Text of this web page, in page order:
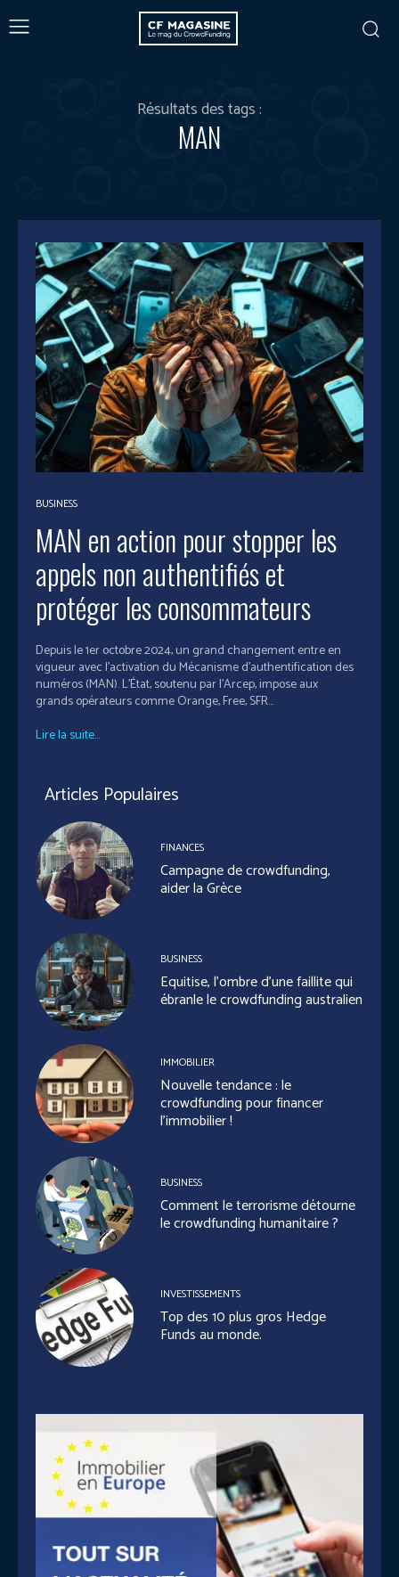
Résultats des tags :
MAN
BUSINESS
MAN en action pour stopper les
appels non authentifiés et
protéger les consommateurs
Depuis le 1er octobre 2024, un grand changement entre en
vigueur avec l’activation du Mécanisme d’authentification des
numéros (MAN). L’État, soutenu par l’Arcep, impose aux
grands opérateurs comme Orange, Free, SFR...
Lire la suite...
Articles Populaires
FINANCES
Campagne de crowdfunding,
aider la Grèce
BUSINESS
Equitise, l’ombre d’une faillite qui
ébranle le crowdfunding australien
IMMOBILIER
Nouvelle tendance : le
crowdfunding pour financer
l’immobilier !
BUSINESS
Comment le terrorisme détourne
le crowdfunding humanitaire ?
INVESTISSEMENTS
Top des 10 plus gros Hedge
Funds au monde.